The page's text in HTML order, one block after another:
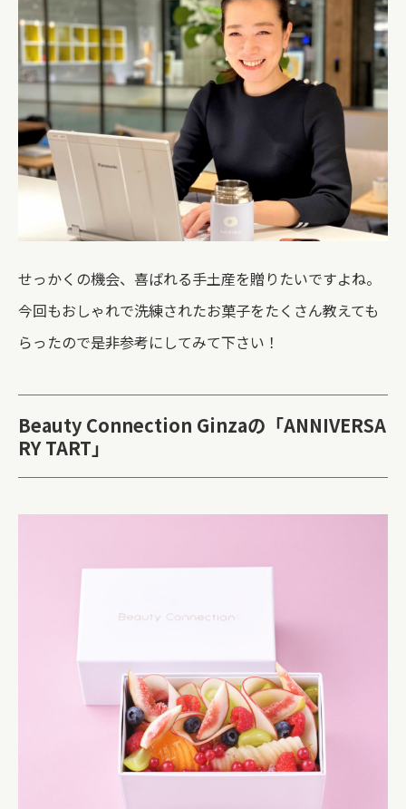
せっかくの機会、喜ばれる手土産を贈りたいですよね。
今回もおしゃれで洗練されたお菓子をたくさん教えても
らったので是非参考にしてみて下さい！
Beauty Connection Ginzaの「ANNIVERSA
RY TART」